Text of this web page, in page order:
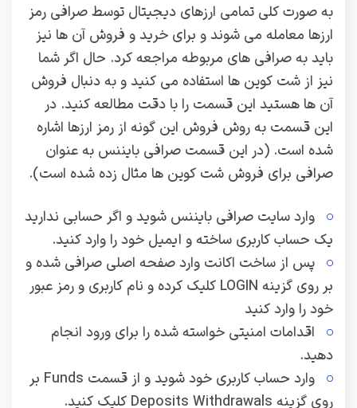
به صورت کلی تمامی ارزهای دیجیتال توسط صرافی رمز
ارزها معامله می شوند و برای خرید و فروش آن ها نیز
باید به صرافی های مربوطه مراجعه کرد. حال اگر شما
نیز از شت کوین ها استفاده می کنید و به دنبال فروش
آن ها هستید این قسمت را با دقت مطالعه کنید. در
این قسمت به روش فروش این گونه از رمز ارزها اشاره
شده است. (در این قسمت صرافی بایننس به عنوان
صرافی برای فروش شت کوین ها مثال زده شده است).
وارد سایت صرافی بایننس شوید و اگر حسابی ندارید
یک حساب کاربری ساخته و ایمیل خود را وارد کنید.
پس از ساخت اکانت وارد صفحه اصلی صرافی شده و
بر روی گزینه LOGIN کلیک کرده و نام کاربری و رمز عبور
خود را وارد کنید
اقدامات امنیتی خواسته شده را برای ورود انجام
دهید.
وارد حساب کاربری خود شوید و از قسمت Funds بر
روی گزینه Deposits Withdrawals کلیک کنید.